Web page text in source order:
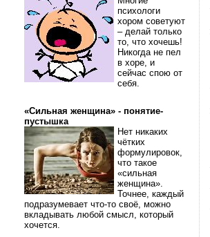
психологи
хором советуют
– делай только
то, что хочешь!
Никогда не пел
в хоре, и
сейчас спою от
себя.
«Сильная женщина» - понятие-
пустышка
Нет никаких
чётких
формулировок,
что такое
«сильная
женщина».
Точнее, каждый
подразумевает что-то своё, можно
вкладывать любой смысл, который
хочется.